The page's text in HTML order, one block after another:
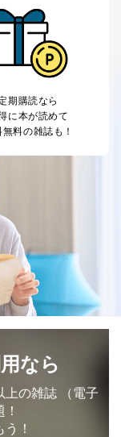
容のご案内の
品、サービ
の広告に関す
用管理等のた
がご購入され
からのｅメー
ーン等の広告
め
状況の把握お
トラブル対
育など応対品
バシーポリシ
用目的達成の
保有個人デ
。
企業）様又は
うお願い致し
期購読なら
に本が読めて
無料の雑誌も！
なら
上の雑誌 （電子
！